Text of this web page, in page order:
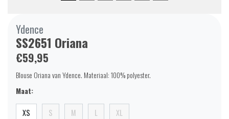
Ydence
SS2651 Oriana
€59,95
Blouse Oriana van Ydence. Materiaal: 100% polyester.
Maat:
XS S M L XL